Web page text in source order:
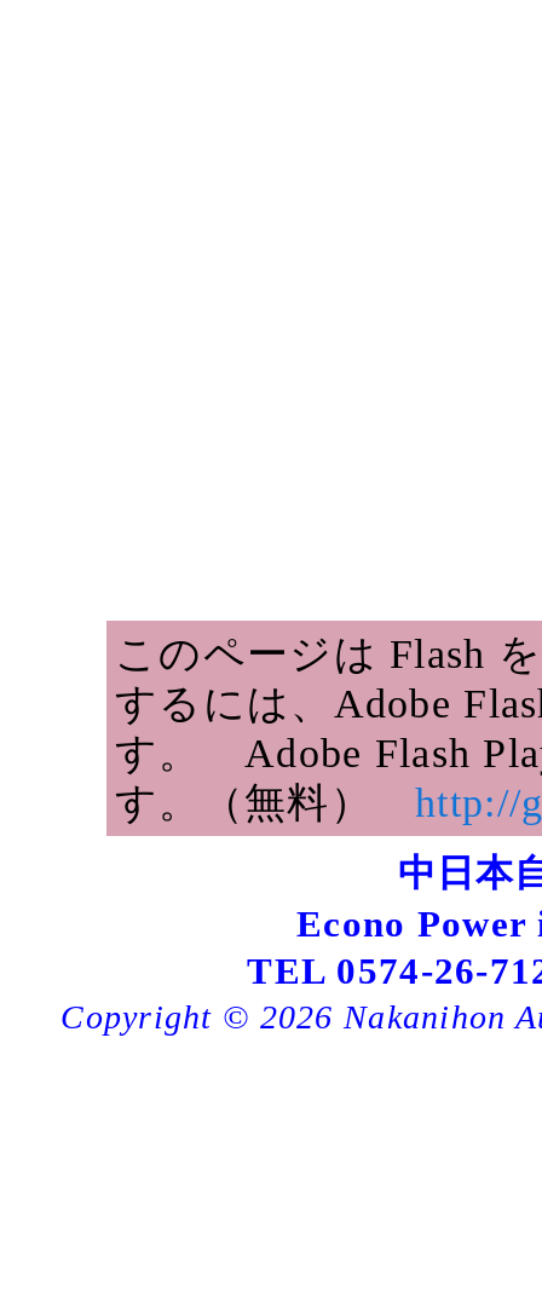
このページは Flash
するには、Adobe
す。 Adobe Flash
す。（無料）http://
中日本
Econo
TEL 0574-26-
Copyright © 2026 Nakanihon